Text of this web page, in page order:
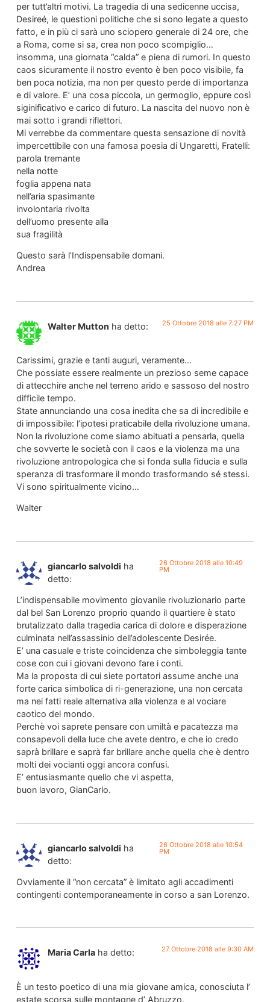
per tutt’altri motivi. La tragedia di una sedicenne uccisa,
Desireé, le questioni politiche che si sono legate a questo
fatto, e in più ci sarà uno sciopero generale di 24 ore, che
a Roma, come si sa, crea non poco scompiglio…
insomma, una giornata “calda” e piena di rumori. In questo
caos sicuramente il nostro evento è ben poco visibile, fa
ben poca notizia, ma non per questo perde di importanza
e di valore. E’ una cosa piccola, un germoglio, eppure così
siginificativo e carico di futuro. La nascita del nuovo non è
mai sotto i grandi riflettori.
Mi verrebbe da commentare questa sensazione di novità
impercettibile con una famosa poesia di Ungaretti, Fratelli:
parola tremante
nella notte
foglia appena nata
nell’aria spasimante
involontaria rivolta
dell’uomo presente alla
sua fragilità
Questo sarà l’Indispensabile domani.
Andrea
Walter Mutton ha detto: 25 Ottobre 2018 alle 7:27 PM
Carissimi, grazie e tanti auguri, veramente…
Che possiate essere realmente un prezioso seme capace
di attecchire anche nel terreno arido e sassoso del nostro
difficile tempo.
State annunciando una cosa inedita che sa di incredibile e
di impossibile: l’ipotesi praticabile della rivoluzione umana.
Non la rivoluzione come siamo abituati a pensarla, quella
che sovverte le società con il caos e la violenza ma una
rivoluzione antropologica che si fonda sulla fiducia e sulla
speranza di trasformare il mondo trasformando sé stessi.
Vi sono spiritualmente vicino…
Walter
giancarlo salvoldi ha
detto:
26 Ottobre 2018 alle 10:49
PM
L’indispensabile movimento giovanile rivoluzionario parte
dal bel San Lorenzo proprio quando il quartiere è stato
brutalizzato dalla tragedia carica di dolore e disperazione
culminata nell’assassinio dell’adolescente Desirée.
E’ una casuale e triste coincidenza che simboleggia tante
cose con cui i giovani devono fare i conti.
Ma la proposta di cui siete portatori assume anche una
forte carica simbolica di ri-generazione, una non cercata
ma nei fatti reale alternativa alla violenza e al vociare
caotico del mondo.
Perchè voi saprete pensare con umiltà e pacatezza ma
consapevoli della luce che avete dentro, e che io credo
saprà brillare e saprà far brillare anche quella che è dentro
molti dei vocianti oggi ancora confusi.
E’ entusiasmante quello che vi aspetta,
buon lavoro, GianCarlo.
giancarlo salvoldi ha
detto:
26 Ottobre 2018 alle 10:54
PM
Ovviamente il “non cercata” è limitato agli accadimenti
contingenti contemporaneamente in corso a san Lorenzo.
Maria Carla ha detto: 27 Ottobre 2018 alle 9:30 AM
È un testo poetico di una mia giovane amica, conosciuta l’
estate scorsa sulle montagne d’ Abruzzo.